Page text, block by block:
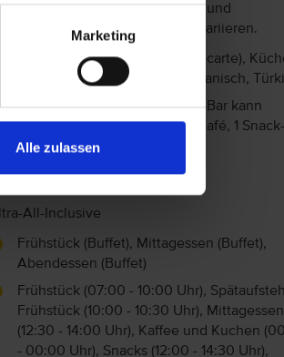
Marketing
Alle zulassen
Angebot an Restaurants, Bars und
kann saisonal variieren.
5 Restaurants (1 Buffet, 4 A-la-carte),
Europäisch, Italienisch, Mexikanisch,
6 Bars (1 Strandbar, 1 Poolbar), Bar kann
saisonal geschlossen sein, 1 Café, 1
Themenabende
All-Inclusive
Frühstück (Buffet), Mittagessen (Buffet),
Abendessen (Buffet)
Frühstück (07:00 - 10:00 Uhr),
Frühstück (10:00 - 10:30 Uhr), Mittagessen
(12:30 - 14:00 Uhr), Kaffee und Kuchen
- 00:00 Uhr), Snacks (12:00 - 14:30 Uhr),